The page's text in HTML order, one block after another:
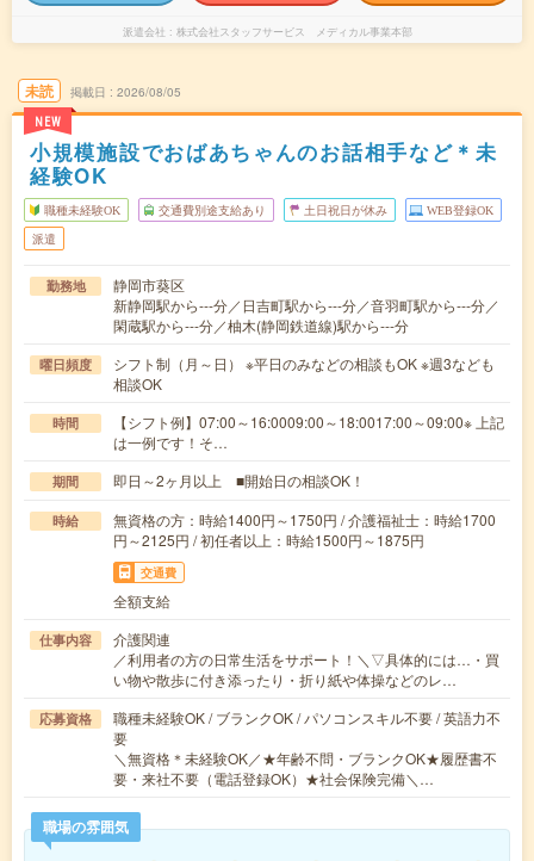
派遣会社 株式会社スタッフサービス メディカル事業本部
未読
NEW
掲載日 2026/08/05
小規模施設でおばあちゃんのお話相手など＊未
経験OK
職種未経験OK 交通費別途支給あり 土日祝日が休み WEB登録OK
派遣
勤務地
静岡市葵区
新静岡駅から---分／日吉町駅から---分／音羽町駅から---分／
閑蔵駅から---分／柚木(静岡鉄道線)駅から---分
曜日頻度
シフト制（月～日） ※平日のみなどの相談もOK ※週3なども
相談OK
時間
【シフト例】07:00～16:0009:00～18:0017:00～09:00※ 上記
は一例です！そ…
期間 即日～2ヶ月以上 ■開始日の相談OK！
時給
無資格の方：時給1400円～1750円 / 介護福祉士：時給1700
円～2125円 / 初任者以上：時給1500円～1875円
交通費
全額支給
仕事内容
介護関連
／利用者の方の日常生活をサポート！＼▽具体的には…・買
い物や散歩に付き添ったり・折り紙や体操などのレ…
応募資格
職種未経験OK / ブランクOK / パソコンスキル不要 / 英語力不
要
＼無資格＊未経験OK／★年齢不問・ブランクOK★履歴書不
要・来社不要（電話登録OK）★社会保険完備＼…
職場の雰囲気